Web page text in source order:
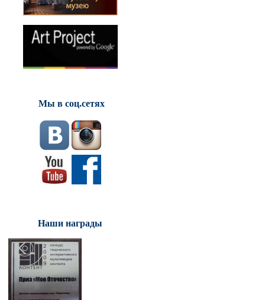
Мы в соц.сетях
Наши награды